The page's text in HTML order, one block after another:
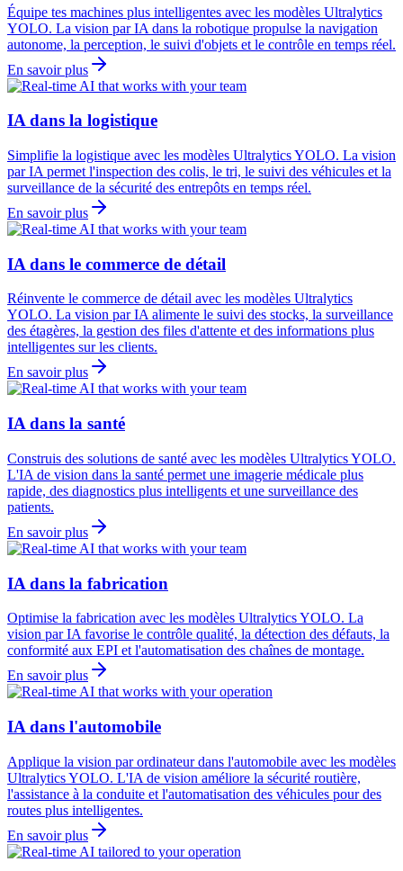
Équipe tes machines plus intelligentes avec les modèles Ultralytics
YOLO. La vision par IA dans la robotique propulse la navigation
autonome, la perception, le suivi d'objets et le contrôle en temps réel.
En savoir plus
IA dans la logistique
Simplifie la logistique avec les modèles Ultralytics YOLO. La vision
par IA permet l'inspection des colis, le tri, le suivi des véhicules et la
surveillance de la sécurité des entrepôts en temps réel.
En savoir plus
IA dans le commerce de détail
Réinvente le commerce de détail avec les modèles Ultralytics
YOLO. La vision par IA alimente le suivi des stocks, la surveillance
des étagères, la gestion des files d'attente et des informations plus
intelligentes sur les clients.
En savoir plus
IA dans la santé
Construis des solutions de santé avec les modèles Ultralytics YOLO.
L'IA de vision dans la santé permet une imagerie médicale plus
rapide, des diagnostics plus intelligents et une surveillance des
patients.
En savoir plus
IA dans la fabrication
Optimise la fabrication avec les modèles Ultralytics YOLO. La
vision par IA favorise le contrôle qualité, la détection des défauts, la
conformité aux EPI et l'automatisation des chaînes de montage.
En savoir plus
IA dans l'automobile
Applique la vision par ordinateur dans l'automobile avec les modèles
Ultralytics YOLO. L'IA de vision améliore la sécurité routière,
l'assistance à la conduite et l'automatisation des véhicules pour des
routes plus intelligentes.
En savoir plus